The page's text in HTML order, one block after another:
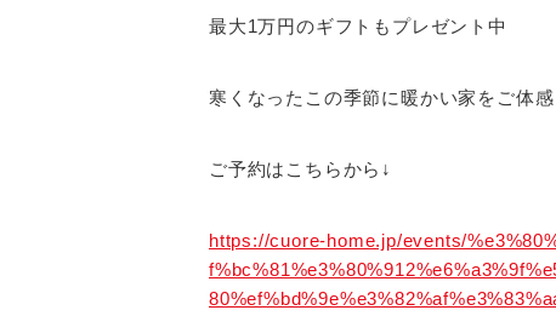
最大1万円のギフトもプレゼント中
寒くなったこの季節に暖かい家をご体感
ご予約はこちらから↓
https://cuore-home.jp/events/